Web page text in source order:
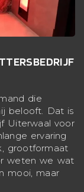
die
belooft. Dat is
Uiterwaal voor
ervaring
grootformaat
weten we wat
mooi, maar